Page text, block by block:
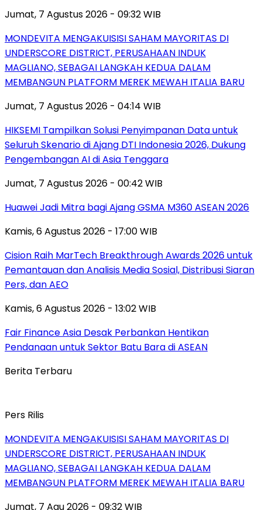
Jumat, 7 Agustus 2026 - 09:32 WIB
MONDEVITA MENGAKUISISI SAHAM MAYORITAS DI
UNDERSCORE DISTRICT, PERUSAHAAN INDUK
MAGLIANO, SEBAGAI LANGKAH KEDUA DALAM
MEMBANGUN PLATFORM MEREK MEWAH ITALIA BARU
Jumat, 7 Agustus 2026 - 04:14 WIB
HIKSEMI Tampilkan Solusi Penyimpanan Data untuk
Seluruh Skenario di Ajang DTI Indonesia 2026, Dukung
Pengembangan AI di Asia Tenggara
Jumat, 7 Agustus 2026 - 00:42 WIB
Huawei Jadi Mitra bagi Ajang GSMA M360 ASEAN 2026
Kamis, 6 Agustus 2026 - 17:00 WIB
Cision Raih MarTech Breakthrough Awards 2026 untuk
Pemantauan dan Analisis Media Sosial, Distribusi Siaran
Pers, dan AEO
Kamis, 6 Agustus 2026 - 13:02 WIB
Fair Finance Asia Desak Perbankan Hentikan
Pendanaan untuk Sektor Batu Bara di ASEAN
Berita Terbaru
Pers Rilis
MONDEVITA MENGAKUISISI SAHAM MAYORITAS DI
UNDERSCORE DISTRICT, PERUSAHAAN INDUK
MAGLIANO, SEBAGAI LANGKAH KEDUA DALAM
MEMBANGUN PLATFORM MEREK MEWAH ITALIA BARU
Jumat, 7 Agu 2026 - 09:32 WIB